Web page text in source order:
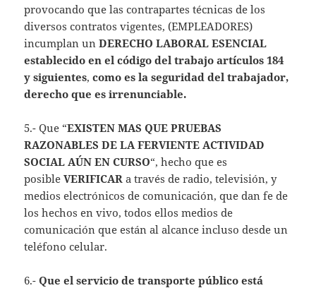
provocando que las contrapartes técnicas de los
diversos contratos vigentes, (EMPLEADORES)
incumplan unDERECHO LABORAL ESENCIAL
establecido en el código del trabajo artículos 184
y siguientes,como es la seguridad del trabajador,
derecho que es irrenunciable.
5.- Que “EXISTEN MAS QUE PRUEBAS
RAZONABLES DE LA FERVIENTE ACTIVIDAD
SOCIAL AÚN EN CURSO“, hecho que es
posibleVERIFICAR a través de radio, televisión, y
medios electrónicos de comunicación, que dan fe de
los hechos en vivo, todos ellos medios de
comunicación que están al alcance incluso desde un
teléfono celular.
6.-Que el servicio de transporte público está